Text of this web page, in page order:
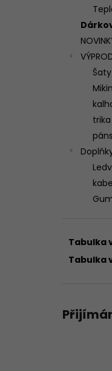
Šaty
trika
Tabulka
Tabulka